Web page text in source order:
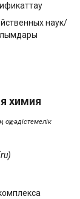
наук/
химия
әдістемелік